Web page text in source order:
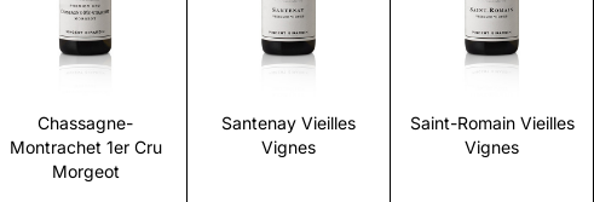
Chassagne-
Montrachet 1er Cru
Morgeot
Scopri
Santenay Vieilles
Vignes
Scopri
Saint-Romain Vieilles
Vignes
Scopri